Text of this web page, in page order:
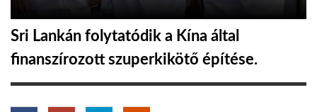
Sri Lankán folytatódik a Kína által
finanszírozott szuperkikötő építése.